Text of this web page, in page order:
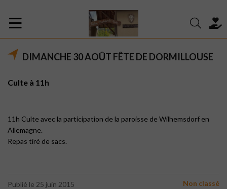
DIMANCHE 30 AOÛT FÊTE DE DORMILLOUSE
Culte à 11h
11h Culte avec la participation de la paroisse de Wilhemsdorf en
Allemagne.
Repas tiré de sacs.
Publié le 25 juin 2015
Non classé